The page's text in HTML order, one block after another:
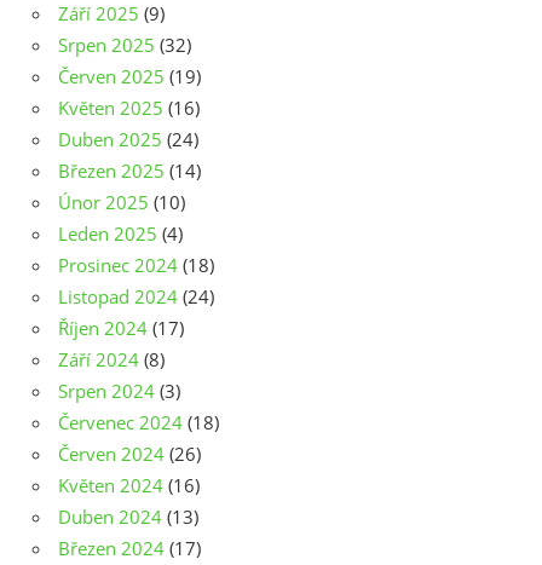
Září 2025 (9)
Srpen 2025 (32)
Červen 2025 (19)
Květen 2025 (16)
Duben 2025 (24)
Březen 2025 (14)
Únor 2025 (10)
Leden 2025 (4)
Prosinec 2024 (18)
Listopad 2024 (24)
Říjen 2024 (17)
Září 2024 (8)
Srpen 2024 (3)
Červenec 2024 (18)
Červen 2024 (26)
Květen 2024 (16)
Duben 2024 (13)
Březen 2024 (17)